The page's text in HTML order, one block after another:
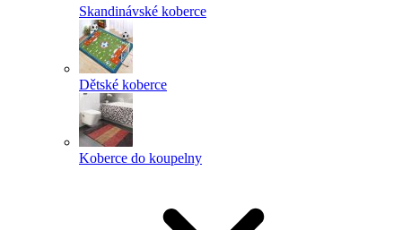
Skandinávské koberce
Dětské koberce
Koberce do koupelny